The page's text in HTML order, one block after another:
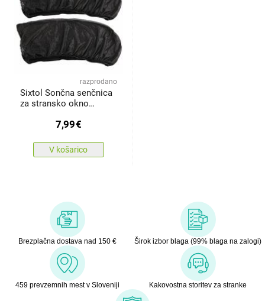
razprodano
Sixtol Sončna senčnica
za stransko okno
SUNSHADE SET 1,
7,99€
V košarico
Brezplačna dostava nad 150 € Širok izbor blaga (99% blaga na zalogi)
459 prevzemnih mest v Sloveniji Kakovostna storitev za stranke